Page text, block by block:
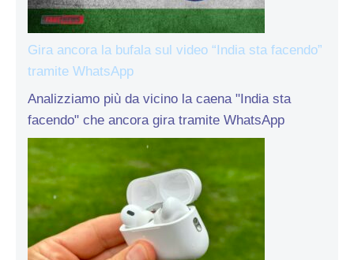
Gira ancora la bufala sul video “India sta facendo”
tramite WhatsApp
Analizziamo più da vicino la caena "India sta
facendo" che ancora gira tramite WhatsApp